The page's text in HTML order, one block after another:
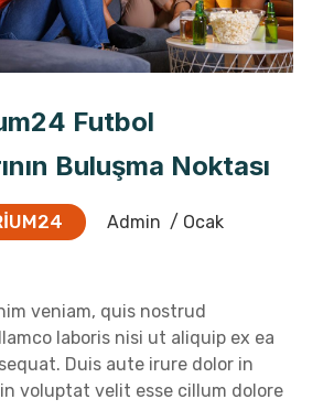
Futbol
Buluşma Noktası
Admin / Ocak
veniam, quis nostrud
laboris nisi ut aliquip ex ea
Duis aute irure dolor in
voluptat velit esse cillum dolore